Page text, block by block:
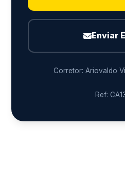
Enviar
Corretor: Ariovaldo
Ref: